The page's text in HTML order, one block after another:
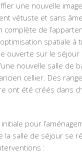
une nouvelle
vétuste et sans
complète de
spatiale à
ouverte sur le séjour
nouvelle salle de
cellier. Des
ont été créés dans
pour
la salle de séjour se
: